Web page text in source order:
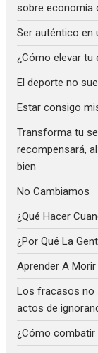
sobre economía
Ser auténtico en
¿Cómo elevar tu
El deporte no
Estar consigo
Transforma tu
recompensará,
bien
No Cambiamos
¿Qué Hacer
¿Por Qué La
Aprender A Morir
Los fracasos no
actos de
¿Cómo combatir